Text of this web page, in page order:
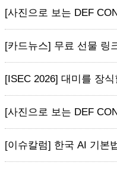
[사진으로 보는 DEF
[카드뉴스] 무료 선물
[ISEC 2026] 대미를 장
[사진으로 보는 DEF
[이슈칼럼] 한국 AI 기본